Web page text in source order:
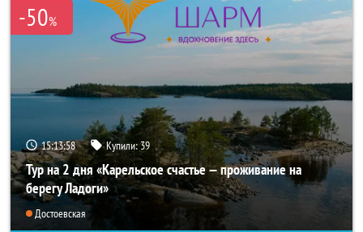
-50%
15:13:57 Купили:39
Тур на 2 дня «Карельское счастье — проживание на
берегу Ладоги»
Достоевская